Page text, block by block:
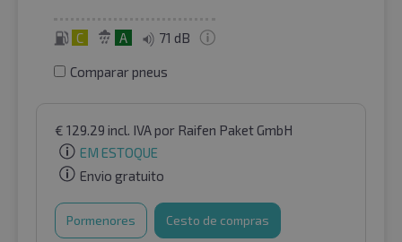
C A 71 dB
Comparar pneus
€ 129.29 incl. IVA por Raifen Paket GmbH
EM ESTOQUE
Envio gratuito
Pormenores Cesto de compras